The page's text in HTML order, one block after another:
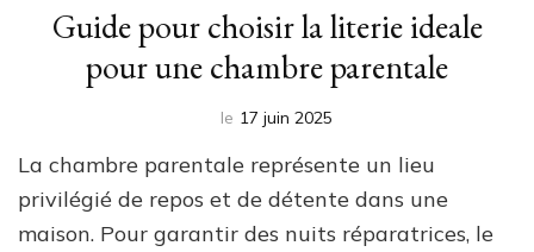
Guide pour choisir la literie ideale
pour une chambre parentale
le 17 juin 2025
La chambre parentale représente un lieu
privilégié de repos et de détente dans une
maison. Pour garantir des nuits réparatrices, le